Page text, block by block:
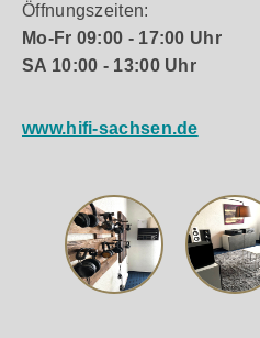
Öffnungszeiten:
Mo-Fr 09:00 - 17:00 Uhr
SA 10:00 - 13:00 Uhr
www.hifi-sachsen.de